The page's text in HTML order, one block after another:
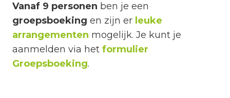
Vanaf 9 personen ben je een
groepsboeking en zijn er leuke
arrangementen mogelijk. Je kunt je
aanmelden via het formulier
Groepsboeking.